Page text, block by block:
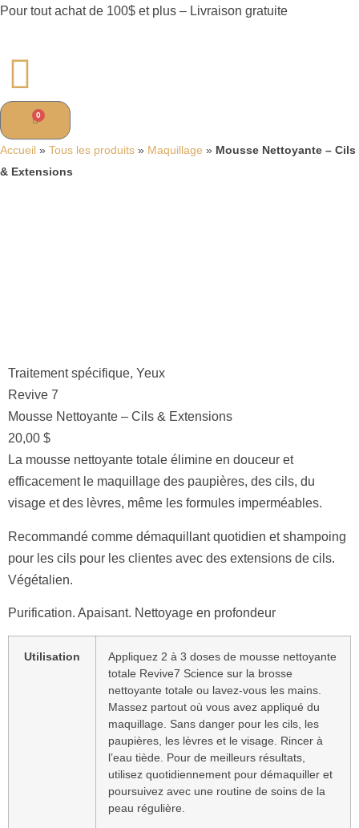
Pour tout achat de 100$ et plus – Livraison gratuite
0
Accueil » Tous les produits » Maquillage » Mousse Nettoyante – Cils
& Extensions
Traitement spécifique, Yeux
Revive 7
Mousse Nettoyante – Cils & Extensions
20,00 $
La mousse nettoyante totale élimine en douceur et
efficacement le maquillage des paupières, des cils, du
visage et des lèvres, même les formules imperméables.
Recommandé comme démaquillant quotidien et shampoing
pour les cils pour les clientes avec des extensions de cils.
Végétalien.
Purification. Apaisant. Nettoyage en profondeur
Utilisation
Appliquez 2 à 3 doses de mousse nettoyante
totale Revive7 Science sur la brosse
nettoyante totale ou lavez-vous les mains.
Massez partout où vous avez appliqué du
maquillage. Sans danger pour les cils, les
paupières, les lèvres et le visage. Rincer à
l’eau tiède. Pour de meilleurs résultats,
utilisez quotidiennement pour démaquiller et
poursuivez avec une routine de soins de la
peau régulière.